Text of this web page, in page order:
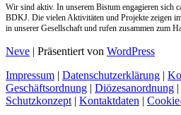
Wir sind aktiv. In unserem Bistum engagieren sich
BDKJ. Die vielen Aktivitäten und Projekte zeigen
in unserer Gesellschaft und rufen zusammen zum
Neve | Präsentiert von WordPress
Impressum | Datenschutzerklärung |
Geschäftsordnung | Diözesanordnung |
Schutzkonzept | Kontaktdaten |